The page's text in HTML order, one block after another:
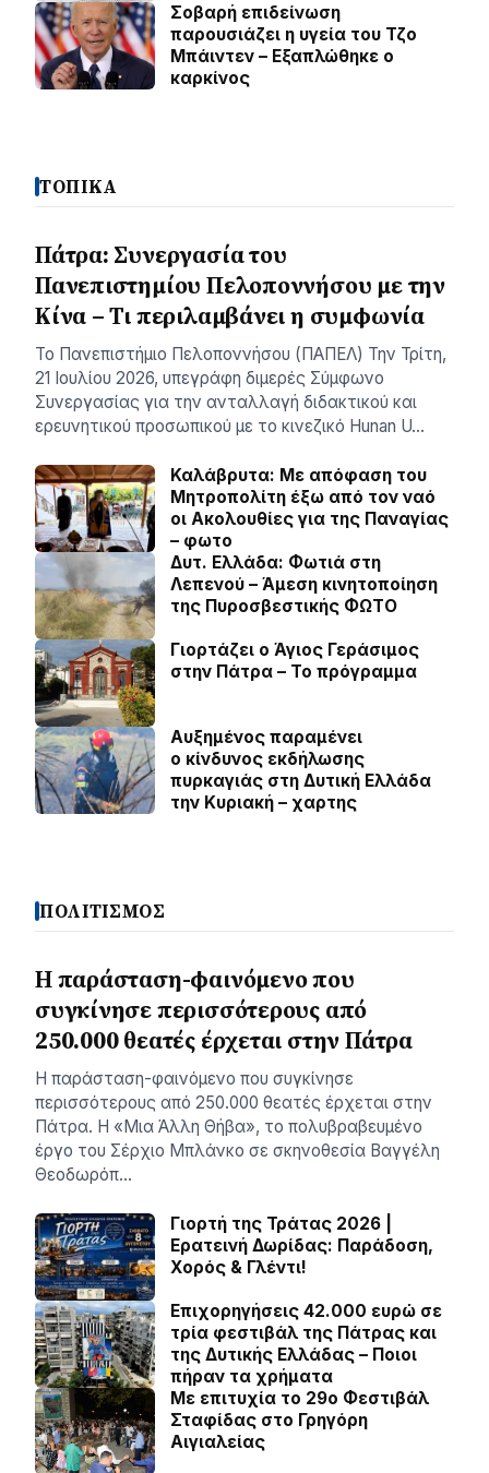
Σοβαρή επιδείνωση
παρουσιάζει η υγεία του Τζο
Μπάιντεν – Εξαπλώθηκε ο
καρκίνος
ΤΟΠΙΚΑ
Πάτρα: Συνεργασία του
Πανεπιστημίου Πελοποννήσου με την
Κίνα – Τι περιλαμβάνει η συμφωνία
Το Πανεπιστήμιο Πελοποννήσου (ΠΑΠΕΛ) Την Τρίτη,
21 Ιουλίου 2026, υπεγράφη διμερές Σύμφωνο
Συνεργασίας για την ανταλλαγή διδακτικού και
ερευνητικού προσωπικού με το κινεζικό Hunan U…
Καλάβρυτα: Με απόφαση του
Μητροπολίτη έξω από τον ναό
οι Ακολουθίες για της Παναγίας
– φωτο
Δυτ. Ελλάδα: Φωτιά στη
Λεπενού – Άμεση κινητοποίηση
της Πυροσβεστικής ΦΩΤΟ
Γιορτάζει ο Άγιος Γεράσιμος
στην Πάτρα – Το πρόγραμμα
Αυξημένος παραμένει
ο κίνδυνος εκδήλωσης
πυρκαγιάς στη Δυτική Ελλάδα
την Κυριακή – χαρτης
ΠΟΛΙΤΙΣΜΟΣ
Η παράσταση-φαινόμενο που
συγκίνησε περισσότερους από
250.000 θεατές έρχεται στην Πάτρα
Η παράσταση-φαινόμενο που συγκίνησε
περισσότερους από 250.000 θεατές έρχεται στην
Πάτρα. Η «Μια Άλλη Θήβα», το πολυβραβευμένο
έργο του Σέρχιο Μπλάνκο σε σκηνοθεσία Βαγγέλη
Θεοδωρόπ…
Γιορτή της Τράτας 2026 |
Ερατεινή Δωρίδας: Παράδοση,
Χορός & Γλέντι!
Επιχορηγήσεις 42.000 ευρώ σε
τρία φεστιβάλ της Πάτρας και
της Δυτικής Ελλάδας – Ποιοι
πήραν τα χρήματα
Με επιτυχία το 29ο Φεστιβάλ
Σταφίδας στο Γρηγόρη
Aιγιαλείας